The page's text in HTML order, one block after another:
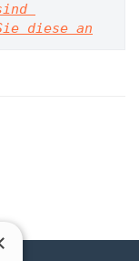
diese an